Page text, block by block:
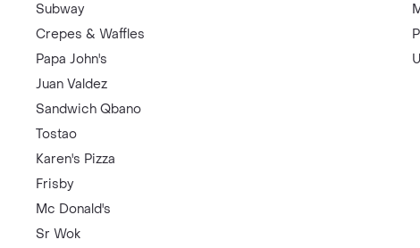
Subway
Crepes & Waffles
Papa John's
Juan Valdez
Sandwich Qbano
Tostao
Karen's Pizza
Frisby
Mc Donald's
Sr Wok